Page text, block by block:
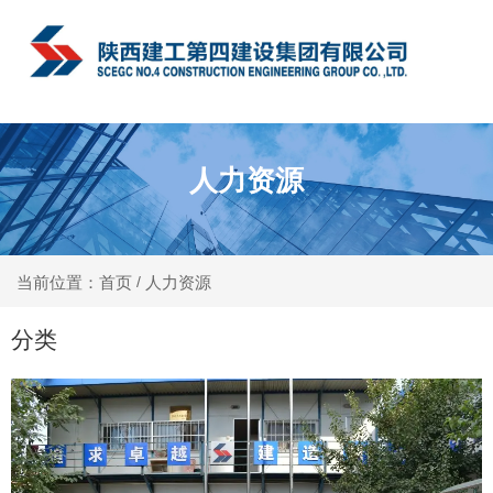
中文
人力资源
当前位置：首页 / 人力资源
分类